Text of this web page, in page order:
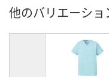
他のバリエーショ